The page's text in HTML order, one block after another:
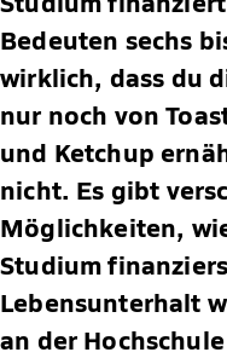
Bedeuten sechs
wirklich, dass du
nur noch von
und Ketchup
nicht. Es gibt
Möglichkeiten,
Studium
Lebensunterhalt
an der